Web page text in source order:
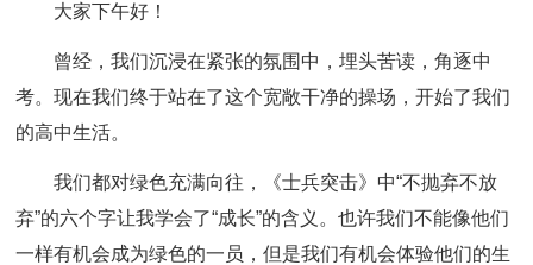
大家下午好！
曾经，我们沉浸在紧张的氛围中，埋头苦读，角逐中
考。现在我们终于站在了这个宽敞干净的操场，开始了我们
的高中生活。
我们都对绿色充满向往，《士兵突击》中“不抛弃不放
弃”的六个字让我学会了“成长”的含义。也许我们不能像他们
一样有机会成为绿色的一员，但是我们有机会体验他们的生